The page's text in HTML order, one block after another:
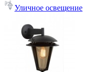
Уличное освещение